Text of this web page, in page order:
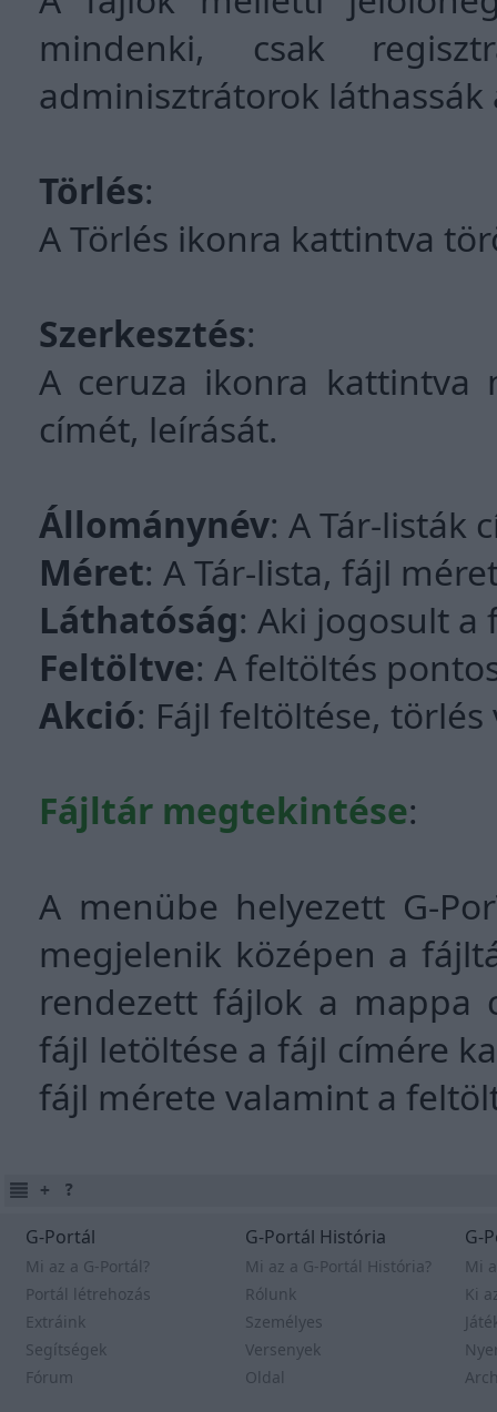
mindenki, csak
adminisztrátorok
Törlés:
A Törlés ikonra kattintva
Szerkesztés:
A ceruza ikonra kattintva
címét, leírását.
Állománynév: A Tár-listák
Méret: A Tár-lista, fájl
Láthatóság: Aki jogosult a
Feltöltve: A feltöltés
Akció: Fájl feltöltése,
Fájltár megtekintése:
A menübe helyezett G-
megjelenik középen a
rendezett fájlok a mappa
fájl letöltése a fájl címére
fájl mérete valamint a
G-Portál
Mi az a G-Portál?
Portál létrehozás
Extráink
Segítségek
Fórum
G-Portál História
Mi az a G-Portál História?
Rólunk
Személyes
Versenyek
Oldal
G-
Mi
Ki